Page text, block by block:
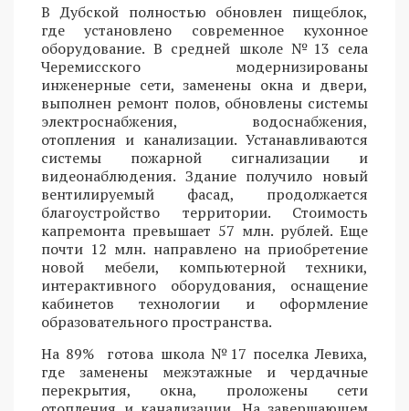
В Дубской полностью обновлен пищеблок,
где установлено современное кухонное
оборудование. В средней школе №13 села
Черемисского модернизированы
инженерные сети, заменены окна и двери,
выполнен ремонт полов, обновлены системы
электроснабжения, водоснабжения,
отопления и канализации. Устанавливаются
системы пожарной сигнализации и
видеонаблюдения. Здание получило новый
вентилируемый фасад, продолжается
благоустройство территории. Стоимость
капремонта превышает 57 млн. рублей. Еще
почти 12 млн. направлено на приобретение
новой мебели, компьютерной техники,
интерактивного оборудования, оснащение
кабинетов технологии и оформление
образовательного пространства.
На 89% готова школа №17 поселка Левиха,
где заменены межэтажные и чердачные
перекрытия, окна, проложены сети